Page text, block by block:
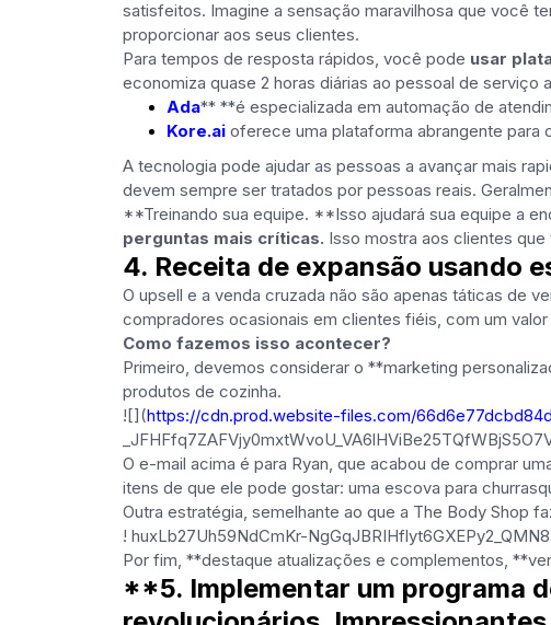
satisfeitos. Imagine a sensação maravilhosa que você
proporcionar aos seus clientes.
Para tempos de resposta rápidos, você pode usar
economiza quase 2 horas diárias ao pessoal de
Ada** **é especializada em automação de
Kore.aioferece uma plataforma abrangente para
A tecnologia pode ajudar as pessoas a avançar mais
devem sempre ser tratados por pessoas reais.
**Treinando sua equipe. **Isso ajudará sua equipe a
perguntas mais críticas. Isso mostra aos clientes
4. Receita de expansão usando
O upsell e a venda cruzada não são apenas táticas de
compradores ocasionais em clientes fiéis, com um
Como fazemos isso acontecer?
Primeiro, devemos considerar o **marketing
produtos de cozinha.
![](https://cdn.prod.website-files.com/
O e-mail acima é para Ryan, que acabou de comprar
itens de que ele pode gostar: uma escova para
Outra estratégia, semelhante ao que a The Body Shop
! huxLb27Uh59NdCmKr-
Por fim, **destaque atualizações e complementos,
**5. Implementar um programa